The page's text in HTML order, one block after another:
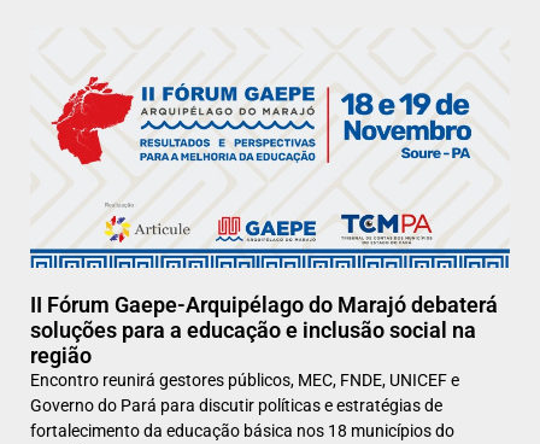
II Fórum Gaepe-Arquipélago do Marajó debaterá
soluções para a educação e inclusão social na
região
Encontro reunirá gestores públicos, MEC, FNDE, UNICEF e
Governo do Pará para discutir políticas e estratégias de
fortalecimento da educação básica nos 18 municípios do